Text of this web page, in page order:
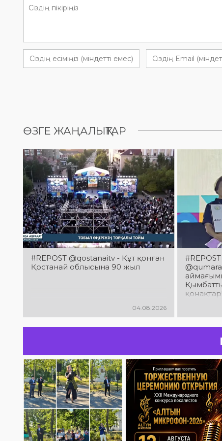
ӨЗГЕ ЖАҢАЛЫҚТАР
#REPOST @qostanaitv - Құт қонған
Қостанай облысына 90 жыл
04.08.2026